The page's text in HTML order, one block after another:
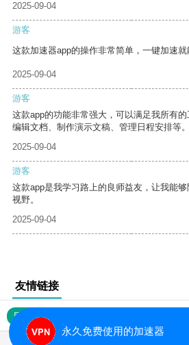
2025-09-04
游客
这款加速器app的操作非常简单，一键加速就
2025-09-04
游客
这款app的功能非常强大，可以满足我所有
编辑文档、制作演示文稿、管理日程安排等。
2025-09-04
游客
这款app是我学习路上的良师益友，让我能
视野。
2025-09-04
友情链接
网站地图
永久免费使用的加速器